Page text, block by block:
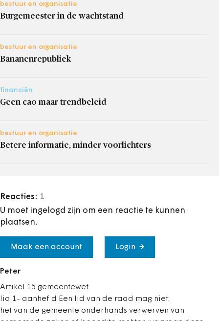
bestuur en organisatie
Burgemeester in de wachtstand
bestuur en organisatie
Bananenrepubliek
financiën
Geen cao maar trendbeleid
bestuur en organisatie
Betere informatie, minder voorlichters
Reacties: 1
U moet ingelogd zijn om een reactie te kunnen
plaatsen.
Maak een account Login
Peter
Artikel 15 gemeentewet
lid 1- aanhef d Een lid van de raad mag niet:
het van de gemeente onderhands verwerven van